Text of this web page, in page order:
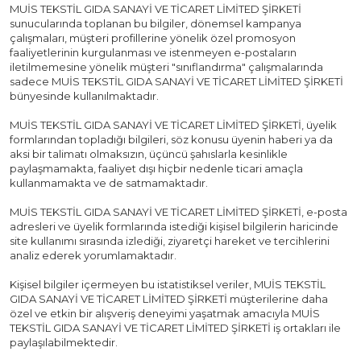
MUİS TEKSTİL GIDA SANAYİ VE TİCARET LİMİTED ŞİRKETİ
sunucularında toplanan bu bilgiler, dönemsel kampanya
çalışmaları, müşteri profillerine yönelik özel promosyon
faaliyetlerinin kurgulanması ve istenmeyen e-postaların
iletilmemesine yönelik müşteri "sınıflandırma" çalışmalarında
sadece MUİS TEKSTİL GIDA SANAYİ VE TİCARET LİMİTED ŞİRKETİ
bünyesinde kullanılmaktadır.
MUİS TEKSTİL GIDA SANAYİ VE TİCARET LİMİTED ŞİRKETİ, üyelik
formlarından topladığı bilgileri, söz konusu üyenin haberi ya da
aksi bir talimatı olmaksızın, üçüncü şahıslarla kesinlikle
paylaşmamakta, faaliyet dışı hiçbir nedenle ticari amaçla
kullanmamakta ve de satmamaktadır.
MUİS TEKSTİL GIDA SANAYİ VE TİCARET LİMİTED ŞİRKETİ, e-posta
adresleri ve üyelik formlarında istediği kişisel bilgilerin haricinde
site kullanımı sırasında izlediği, ziyaretçi hareket ve tercihlerini
analiz ederek yorumlamaktadır.
Kişisel bilgiler içermeyen bu istatistiksel veriler, MUİS TEKSTİL
GIDA SANAYİ VE TİCARET LİMİTED ŞİRKETİ müşterilerine daha
özel ve etkin bir alışveriş deneyimi yaşatmak amacıyla MUİS
TEKSTİL GIDA SANAYİ VE TİCARET LİMİTED ŞİRKETİ iş ortakları ile
paylaşılabilmektedir.